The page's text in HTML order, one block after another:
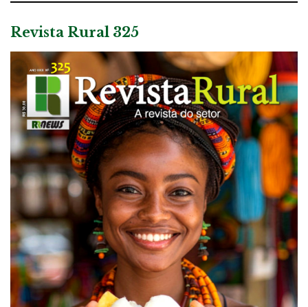
Revista Rural 325